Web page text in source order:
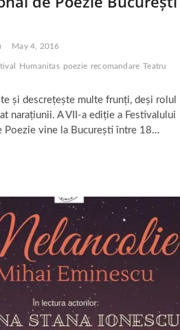
May 4, 2016
Humanitas poezie recomandare Teatru
și descrețește multe frunți, deși rolul
narațiunii. A VII-a ediție a Festivalului
Poezie vine la București între 18…